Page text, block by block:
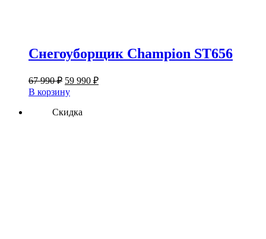
Снегоуборщик Champion ST656
67 990₽ Первоначальная
цена
составляла
67
59 990 ₽Текущая
В корзину
Скидка